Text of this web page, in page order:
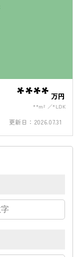
**** 万円
**m² *LDK
更新日： 2026.07.31